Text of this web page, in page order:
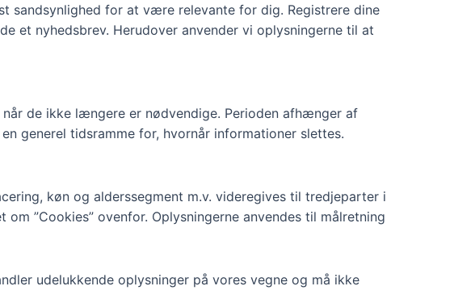
sandsynlighed for at være relevante for dig. Registrere dine
et nyhedsbrev. Herudover anvender vi oplysningerne til at
de ikke længere er nødvendige. Perioden afhænger af
generel tidsramme for, hvornår informationer slettes.
køn og alderssegment m.v. videregives til tredjeparter i
”Cookies” ovenfor. Oplysningerne anvendes til målretning
udelukkende oplysninger på vores vegne og må ikke